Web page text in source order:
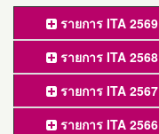
รายการ ITA 2569
รายการ ITA 2568
รายการ ITA 2567
รายการ ITA 2566